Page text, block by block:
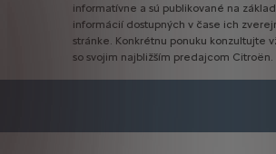
informatívne a sú publikované na
informácií dostupných v čase ich
stránke. Konkrétnu ponuku konzultujte
so svojim najbližším predajcom Citroën.